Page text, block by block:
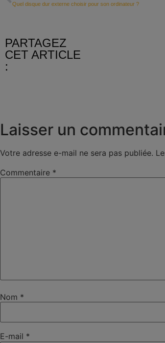
Quel disque dur externe choisir pour son ordinateur ?
PARTAGEZ
CET ARTICLE
:
Laisser un
Votre adresse e-mail ne sera pas publiée.
Commentaire *
Nom *
E-mail *